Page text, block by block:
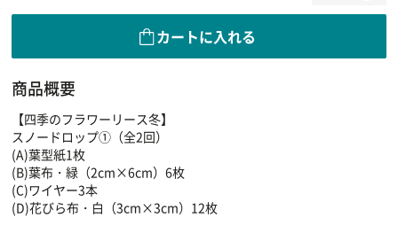
カートに入れる
商品概要
【四季のフラワーリース冬】
スノードロップ①（全2回）
(A)葉型紙1枚
(B)葉布・緑（2cm×6cm）6枚
(C)ワイヤー3本
(D)花びら布・白（3cm×3cm）12枚